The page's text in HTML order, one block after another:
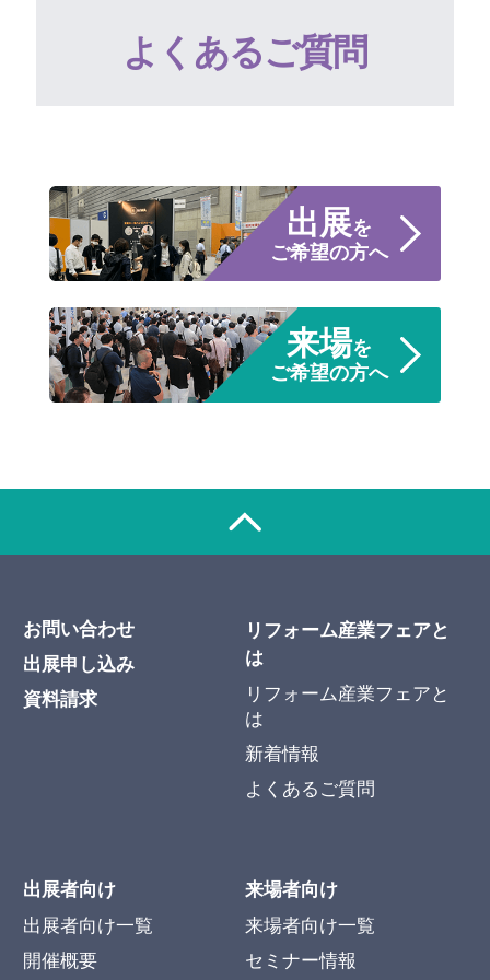
よくあるご質問
出展を
ご希望の方へ
来場を
ご希望の方へ
お問い合わせ
出展申し込み
資料請求
リフォーム産業フェアと
は
リフォーム産業フェアと
は
新着情報
よくあるご質問
出展者向け
出展者向け一覧
開催概要
来場者向け
来場者向け一覧
セミナー情報